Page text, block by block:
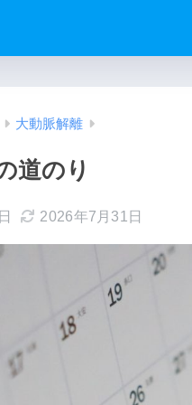
大動脈解離
道のり
2026年7月31日